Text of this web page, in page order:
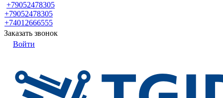
+79052478305
+79052478305
+74012666555
Заказать звонок
Войти